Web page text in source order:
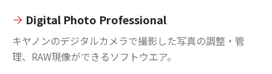
Digital Photo Professional
キヤノンのデジタルカメラで撮影した写真の調整・管
理、RAW現像ができるソフトウエア。